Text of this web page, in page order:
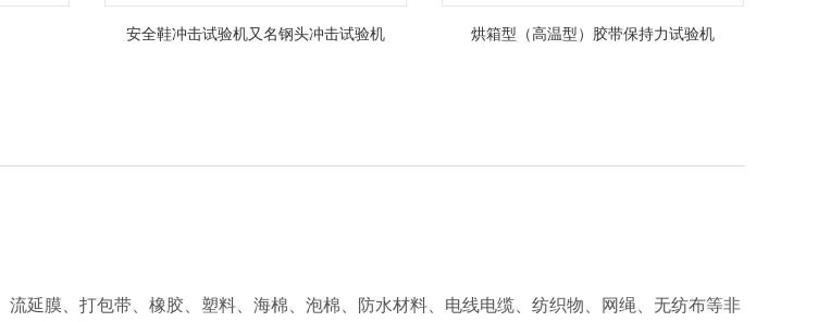
安全鞋冲击试验机又名钢头冲击试验机 烘箱型（高温型）胶带保持力试验机
流延膜、打包带、橡胶、塑料、海棉、泡棉、防水材料、电线电缆、纺织物、网绳、无纺布等非